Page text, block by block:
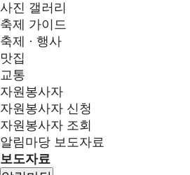
사진 갤러리
축제 가이드
축제 · 행사
맛집
교통
자원봉사자
자원봉사자 신청
자원봉사자 조회
알림마당 보도자료
보도자료